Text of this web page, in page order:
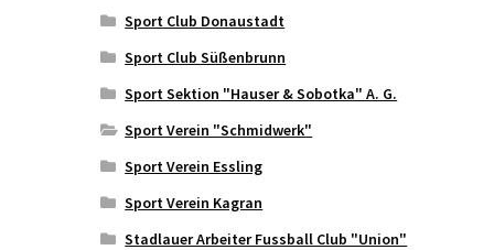
Sport Club Donaustadt
Sport Club Süßenbrunn
Sport Sektion "Hauser & Sobotka" A. G.
Sport Verein "Schmidwerk"
Sport Verein Essling
Sport Verein Kagran
Stadlauer Arbeiter Fussball Club "Union"